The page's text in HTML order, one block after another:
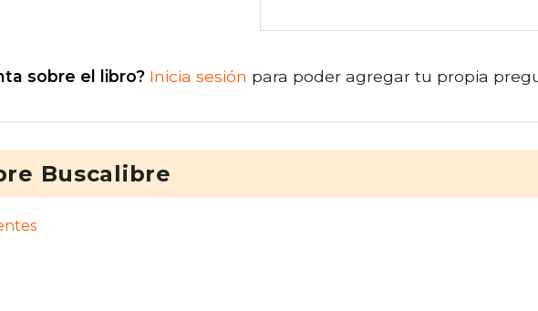
sobre el libro? Inicia sesión para poder agregar tu propia
Buscalibre